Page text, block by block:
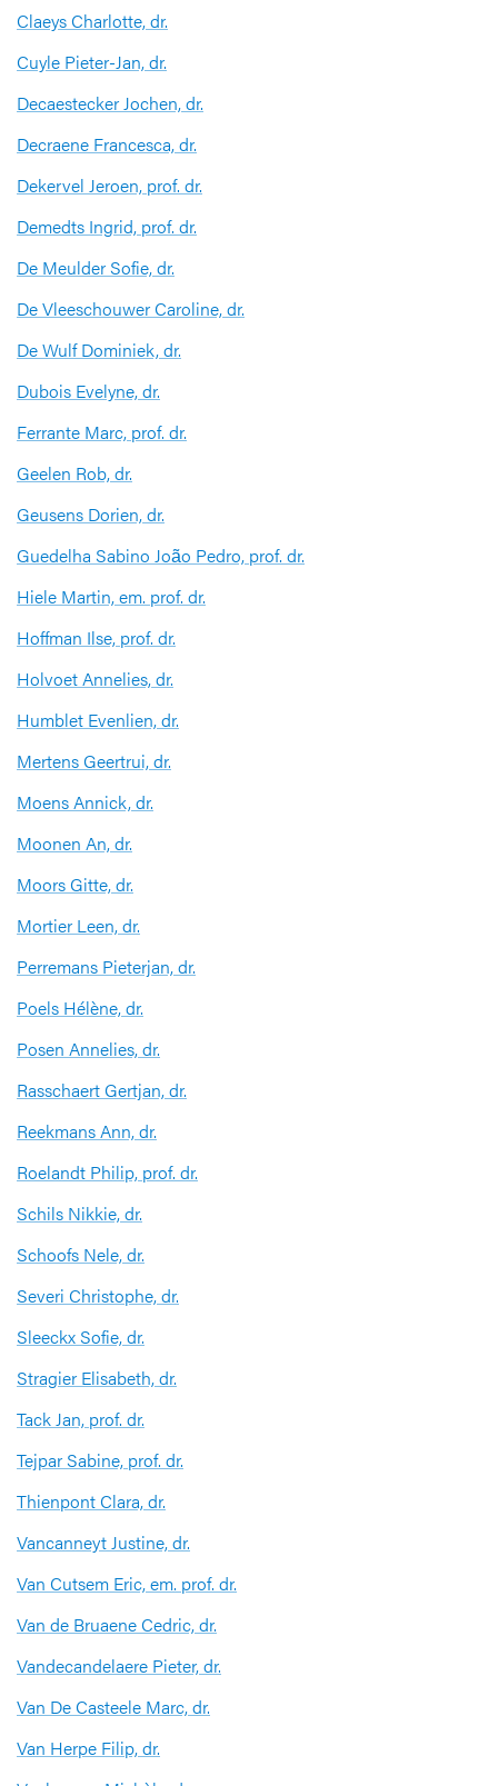
Claeys Charlotte, dr.
Cuyle Pieter-Jan, dr.
Decaestecker Jochen, dr.
Decraene Francesca, dr.
Dekervel Jeroen, prof. dr.
Demedts Ingrid, prof. dr.
De Meulder Sofie, dr.
De Vleeschouwer Caroline, dr.
De Wulf Dominiek, dr.
Dubois Evelyne, dr.
Ferrante Marc, prof. dr.
Geelen Rob, dr.
Geusens Dorien, dr.
Guedelha Sabino João Pedro, prof. dr.
Hiele Martin, em. prof. dr.
Hoffman Ilse, prof. dr.
Holvoet Annelies, dr.
Humblet Evenlien, dr.
Mertens Geertrui, dr.
Moens Annick, dr.
Moonen An, dr.
Moors Gitte, dr.
Mortier Leen, dr.
Perremans Pieterjan, dr.
Poels Hélène, dr.
Posen Annelies, dr.
Rasschaert Gertjan, dr.
Reekmans Ann, dr.
Roelandt Philip, prof. dr.
Schils Nikkie, dr.
Schoofs Nele, dr.
Severi Christophe, dr.
Sleeckx Sofie, dr.
Stragier Elisabeth, dr.
Tack Jan, prof. dr.
Tejpar Sabine, prof. dr.
Thienpont Clara, dr.
Vancanneyt Justine, dr.
Van Cutsem Eric, em. prof. dr.
Van de Bruaene Cedric, dr.
Vandecandelaere Pieter, dr.
Van De Casteele Marc, dr.
Van Herpe Filip, dr.